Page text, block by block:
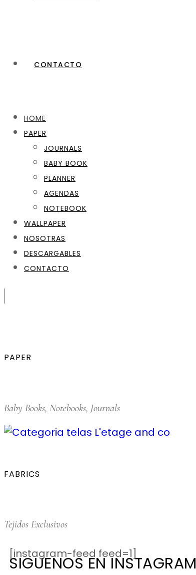
CONTACTO
HOME
PAPER
JOURNALS
BABY BOOK
PLANNER
AGENDAS
NOTEBOOK
WALLPAPER
NOSOTRAS
DESCARGABLES
CONTACTO
PAPER
Baby Books, Notebooks, Journals
FABRICS
Tejidos Exclusivos
SIGUENOS EN INSTAGRAM
[instagram-feed feed=1]